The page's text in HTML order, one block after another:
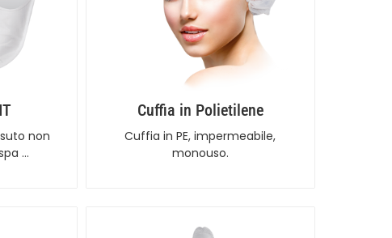
non
…
Cuffia in Polietilene
Cuffia in PE, impermeabile,
monouso.